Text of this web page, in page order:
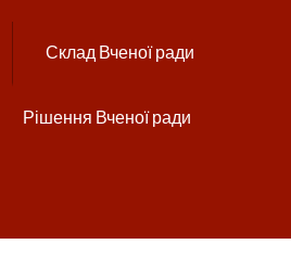
Склад Вченої ради
Рішення Вченої ради